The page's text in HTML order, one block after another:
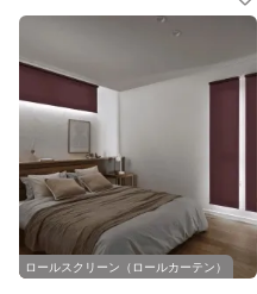
JCオリジナル
ロールスクリーン（ロールカーテン）